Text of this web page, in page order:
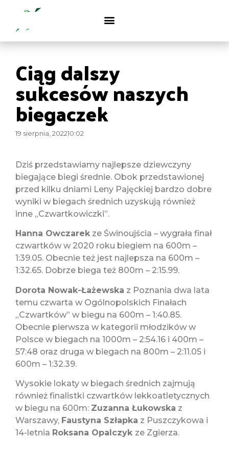
Ciąg dalszy
sukcesów naszych
biegaczek
19 sierpnia, 202210:02
Dziś przedstawiamy najlepsze dziewczyny
biegające biegi średnie. Obok przedstawionej
przed kilku dniami Leny Pajęckiej bardzo dobre
wyniki w biegach średnich uzyskują również
inne „Czwartkowiczki”.
Hanna Owczarek ze Świnoujścia – wygrała finał
czwartków w 2020 roku biegiem na 600m –
1:39.05. Obecnie też jest najlepsza na 600m –
1:32.65. Dobrze biega też 800m – 2:15.99.
Dorota Nowak-Łażewska z Poznania dwa lata
temu czwarta w Ogólnopolskich Finałach
„Czwartków” w biegu na 600m – 1:40.85.
Obecnie pierwsza w kategorii młodzików w
Polsce w biegach na 1000m – 2:54.16 i 400m –
57:48 oraz druga w biegach na 800m – 2:11.05 i
600m – 1:32.39.
Wysokie lokaty w biegach średnich zajmują
również finalistki czwartków lekkoatletycznych
w biegu na 600m: Zuzanna Łukowska z
Warszawy, Faustyna Szłapka z Puszczykowa i
14-letnia Roksana Opalczyk ze Zgierza.